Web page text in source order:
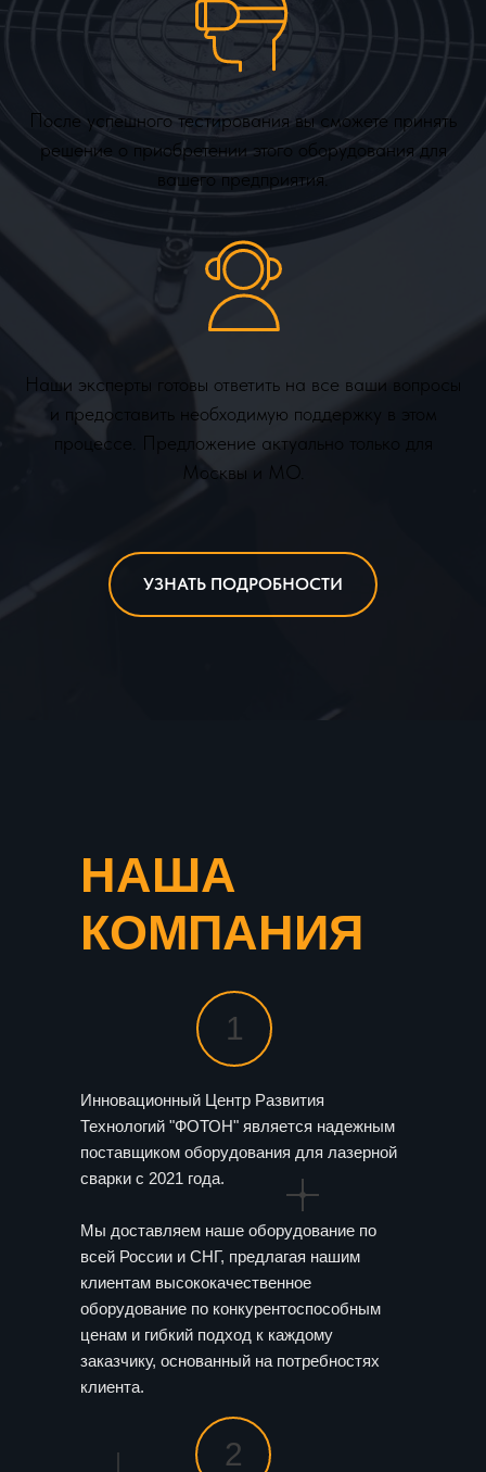
После успешного тестирования вы сможете принять
решение о приобретении этого оборудования для
вашего предприятия.
Наши эксперты готовы ответить на все ваши вопросы
и предоставить необходимую поддержку в этом
процессе. Предложение актуально только для
Москвы и МО.
УЗНАТЬ ПОДРОБНОСТИ
1
2
НАША
КОМПАНИЯ
Инновационный Центр Развития
Технологий "ФОТОН" является надежным
поставщиком оборудования для лазерной
сварки с 2021 года.
Мы доставляем наше оборудование по
всей России и СНГ, предлагая нашим
клиентам высококачественное
оборудование по конкурентоспособным
ценам и гибкий подход к каждому
заказчику, основанный на потребностях
клиента.